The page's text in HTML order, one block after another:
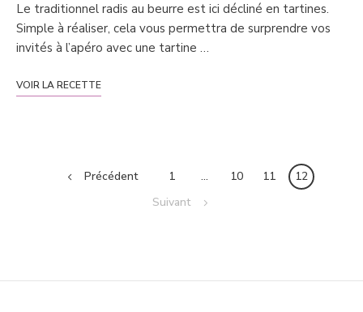
Le traditionnel radis au beurre est ici décliné en tartines.
Simple à réaliser, cela vous permettra de surprendre vos
invités à l’apéro avec une tartine …
VOIR LA RECETTE
Précédent 1 … 10 11
12
Suivant